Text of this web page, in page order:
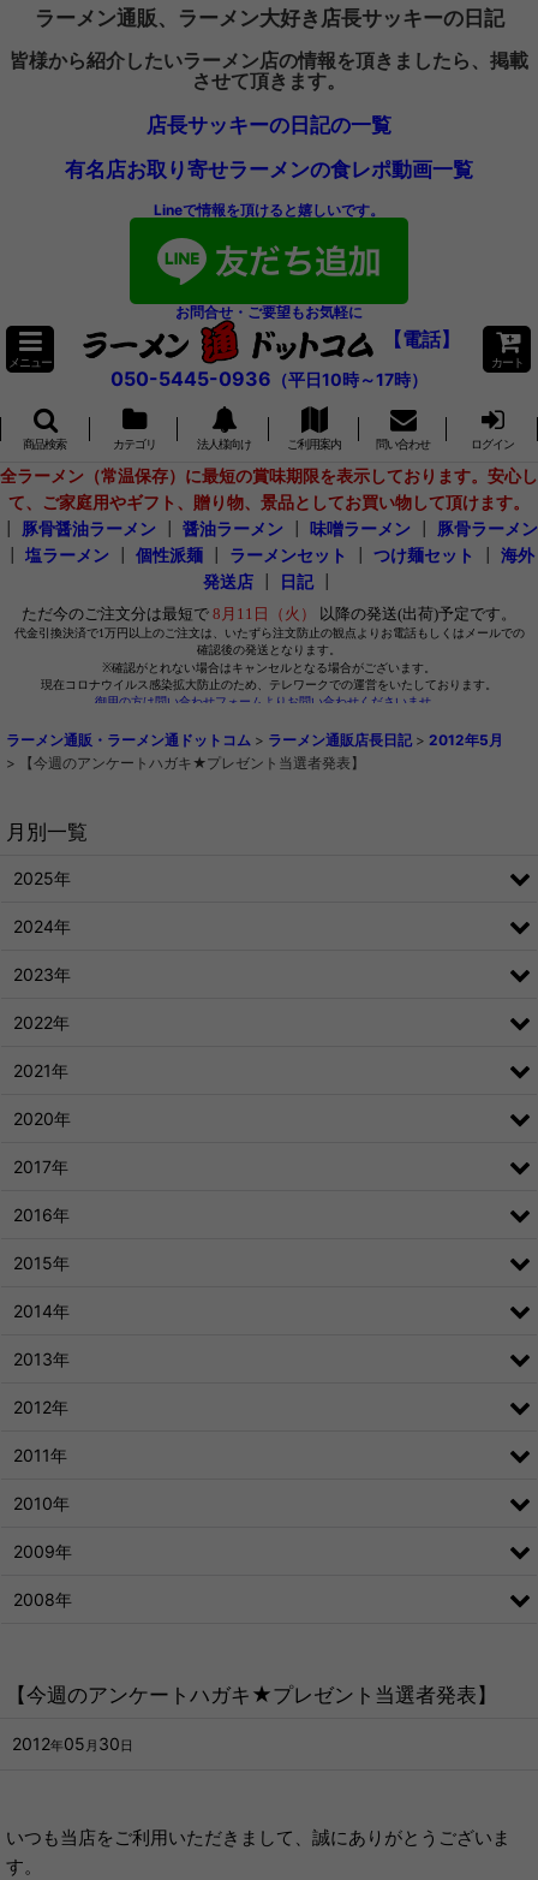
ラーメン通販、ラーメン大好き店長サッキーの日記
皆様から紹介したいラーメン店の情報を頂きましたら、掲載
させて頂きます。
店長サッキーの日記の一覧
有名店お取り寄せラーメンの食レポ動画一覧
Lineで情報を頂けると嬉しいです。
お問合せ・ご要望もお気軽に
メニュー
【電話】
050-5445-0936 （平日10時～17時）
カート
商品検索 カテゴリ 法人様向け ご利用案内 問い合わせ ログイン
全ラーメン（常温保存）に最短の賞味期限を表示しております。安心し
て、ご家庭用やギフト、贈り物、景品としてお買い物して頂けます。
豚骨醤油ラーメン 醤油ラーメン 味噌ラーメン
豚骨ラーメン
塩ラーメン 個性派麺 ラーメンセット つけ麺セット
海外
発送店
日記┃
ラーメン通販・ラーメン通ドットコム > ラーメン通販店長日記 > 2012年5月
>
【今週のアンケートハガキ★プレゼント当選者発表】
【今週のアンケートハガキ★プレゼント当選者発表】
2012年05 月 30 日
いつも当店をご利用いただきまして、誠にありがとうございま
す。
月別一覧
2025年
2024年
2023年
2022年
2021年
2020年
2017年
2016年
2015年
2014年
2013年
2012年
2011年
2010年
2009年
2008年